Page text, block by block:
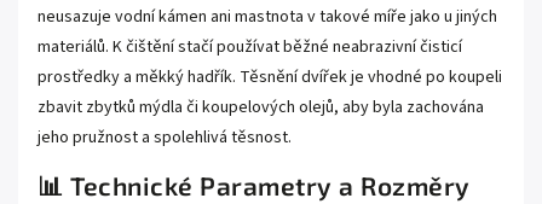
neusazuje vodní kámen ani mastnota v takové míře jako u jiných
materiálů. K čištění stačí používat běžné neabrazivní čisticí
prostředky a měkký hadřík. Těsnění dvířek je vhodné po koupeli
zbavit zbytků mýdla či koupelových olejů, aby byla zachována
jeho pružnost a spolehlivá těsnost.
📊 Technické Parametry a Rozměry